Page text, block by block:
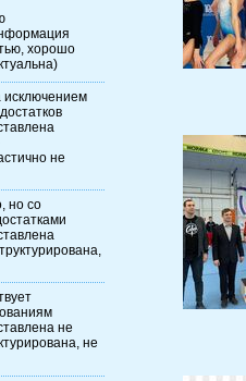
хорошо
не
но со
не
не